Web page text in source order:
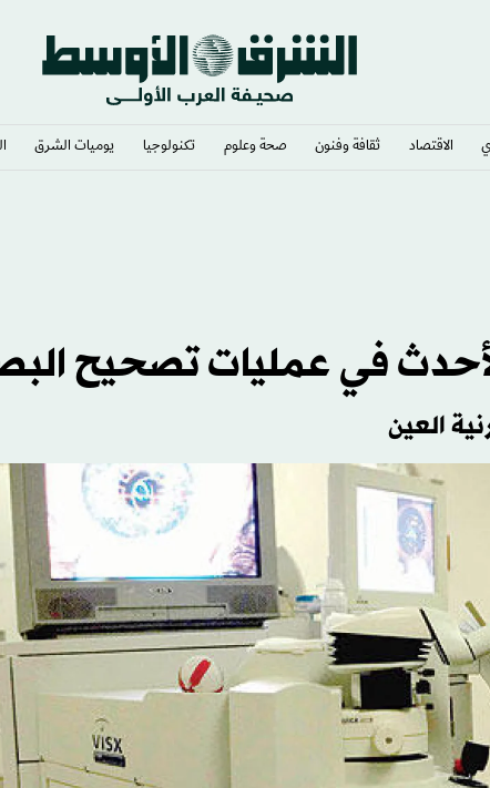
الاقتصاد ثقافة وفنون صحة وعلوم تكنولوجيا يوميات الشرق​
في عمليات تصحيح
العين